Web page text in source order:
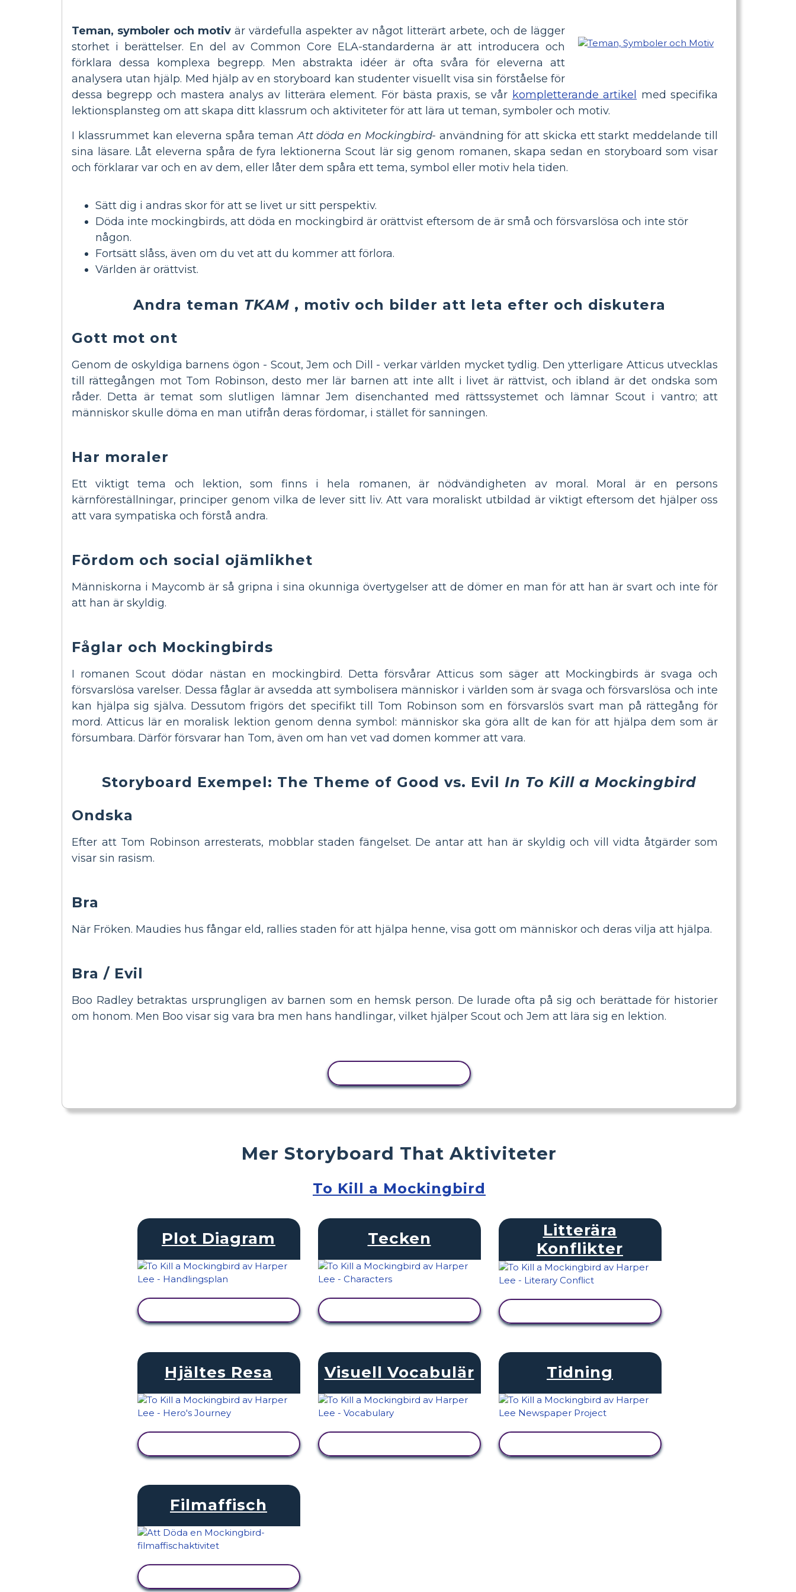
Teman, symboler och motivär värdefulla aspekter av något litterärt arbete, och de lägger
storhet i berättelser. En del av Common Core ELA-standarderna är att introducera och
förklara dessa komplexa begrepp. Men abstrakta idéer är ofta svåra för eleverna att
analysera utan hjälp. Med hjälp av en storyboard kan studenter visuellt visa sin förståelse för
dessa begrepp och mastera analys av litterära element. För bästa praxis, se vår kompletterande artikel med specifika
lektionsplansteg om att skapa ditt klassrum och aktiviteter för att lära ut teman, symboler och motiv.
I klassrummet kan eleverna spåra temanAtt döda en Mockingbird- användning för att skicka ett starkt meddelande till
sina läsare. Låt eleverna spåra de fyra lektionerna Scout lär sig genom romanen, skapa sedan en storyboard som visar
och förklarar var och en av dem, eller låter dem spåra ett tema, symbol eller motiv hela tiden.
Sätt dig i andras skor för att se livet ur sitt perspektiv.
Döda inte mockingbirds, att döda en mockingbird är orättvist eftersom de är små och försvarslösa och inte stör
någon.
Fortsätt slåss, även om du vet att du kommer att förlora.
Världen är orättvist.
Andra teman TKAM , motiv och bilder att leta efter och diskutera
Gott mot ont
Genom de oskyldiga barnens ögon - Scout, Jem och Dill - verkar världen mycket tydlig. Den ytterligare Atticus utvecklas
till rättegången mot Tom Robinson, desto mer lär barnen att inte allt i livet är rättvist, och ibland är det ondska som
råder. Detta är temat som slutligen lämnar Jem disenchanted med rättssystemet och lämnar Scout i vantro; att
människor skulle döma en man utifrån deras fördomar, i stället för sanningen.
Har moraler
Ett viktigt tema och lektion, som finns i hela romanen, är nödvändigheten av moral. Moral är en persons
kärnföreställningar, principer genom vilka de lever sitt liv. Att vara moraliskt utbildad är viktigt eftersom det hjälper oss
att vara sympatiska och förstå andra.
Fördom och social ojämlikhet
Människorna i Maycomb är så gripna i sina okunniga övertygelser att de dömer en man för att han är svart och inte för
att han är skyldig.
Fåglar och Mockingbirds
I romanen Scout dödar nästan en mockingbird. Detta försvårar Atticus som säger att Mockingbirds är svaga och
försvarslösa varelser. Dessa fåglar är avsedda att symbolisera människor i världen som är svaga och försvarslösa och inte
kan hjälpa sig själva. Dessutom frigörs det specifikt till Tom Robinson som en försvarslös svart man på rättegång för
mord. Atticus lär en moralisk lektion genom denna symbol: människor ska göra allt de kan för att hjälpa dem som är
försumbara. Därför försvarar han Tom, även om han vet vad domen kommer att vara.
Storyboard Exempel: The Theme of Good vs. Evil In To Kill a Mockingbird
Ondska
Efter att Tom Robinson arresterats, mobblar staden fängelset. De antar att han är skyldig och vill vidta åtgärder som
visar sin rasism.
Bra
När Fröken. Maudies hus fångar eld, rallies staden för att hjälpa henne, visa gott om människor och deras vilja att hjälpa.
Bra / Evil
Boo Radley betraktas ursprungligen av barnen som en hemsk person. De lurade ofta på sig och berättade för historier
om honom. Men Boo visar sig vara bra men hans handlingar, vilket hjälper Scout och Jem att lära sig en lektion.
Mer Storyboard That Aktiviteter
To Kill a Mockingbird
Plot Diagram Tecken
Litterära
Konflikter
Hjältes Resa Visuell Vocabulär Tidning
Filmaffisch